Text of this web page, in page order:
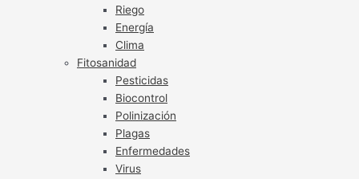
Riego
Energía
Clima
Fitosanidad
Pesticidas
Biocontrol
Polinización
Plagas
Enfermedades
Virus